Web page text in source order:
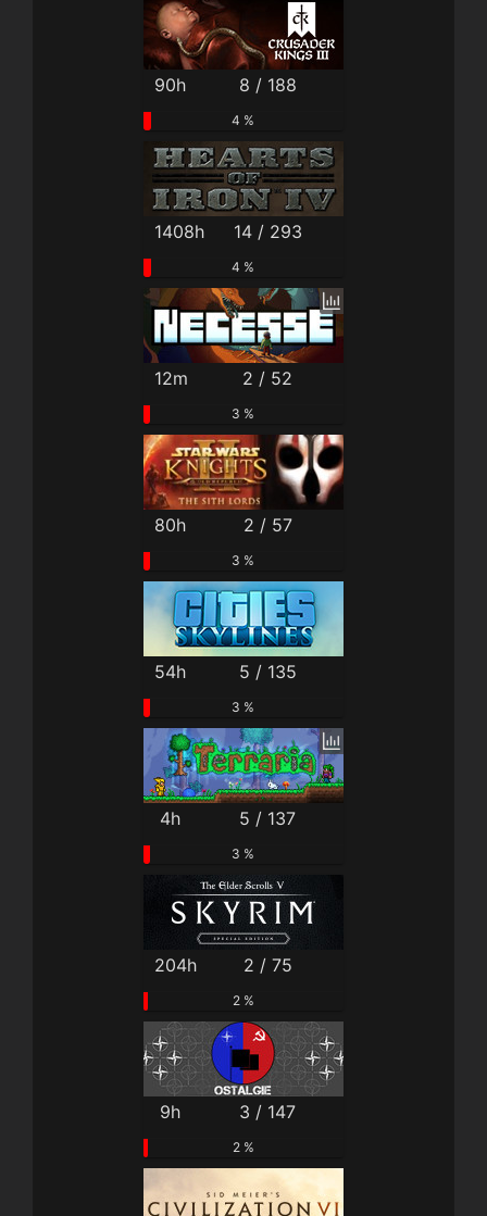
90h 8 / 188
4 %
1408h 14 / 293
4 %
12m 2 / 52
3 %
80h 2 / 57
3 %
54h 5 / 135
3 %
4h 5 / 137
3 %
204h 2 / 75
2 %
9h 3 / 147
2 %